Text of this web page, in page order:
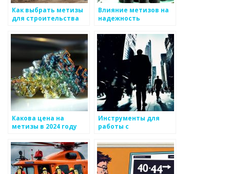
Как выбрать метизы
для строительства
Влияние метизов на
надежность
Какова цена на
метизы в 2024 году
Инструменты для
работы с